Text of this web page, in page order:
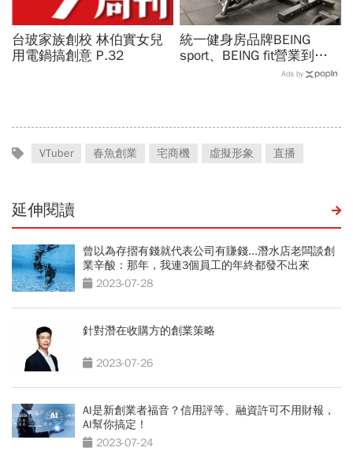
台玻家族創校 林伯實女兒
用電鍋搞創意 P.32
統一健身房品牌BEING
sport、BEING fit營業到這
天！統一佳佳如何退費、轉
Ads by
VTuber 春魚創業 宅商機 虛擬形象 直播
延伸閱讀
曾以為存摺有錢就代表公司有賺錢...潛水店老闆談創
業辛酸：那年，我連3個員工的年終都發不出來
2023-07-28
針對潛在收購方的創業策略
2023-07-26
AI是新創業者福音？信用評等、融資許可不用財報，
AI幫你搞定！
2023-07-24